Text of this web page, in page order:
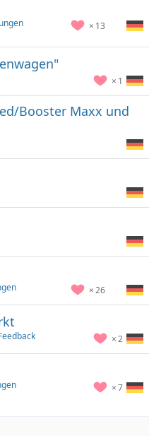
13
1
Booster Maxx und
26
2
7